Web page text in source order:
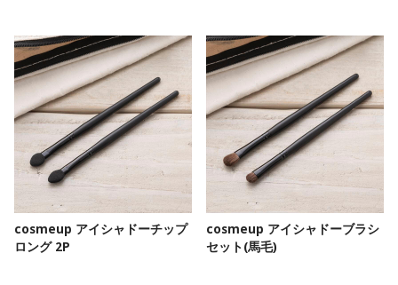
cosmeup アイシャドーチップ
ロング 2P
cosmeup アイシャドーブラシ
セット(馬毛)